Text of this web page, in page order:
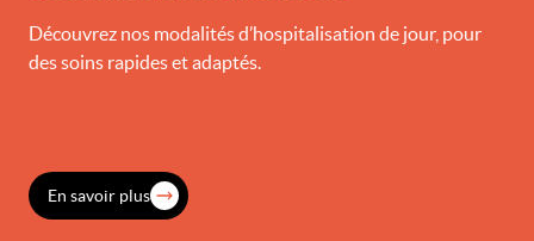
Découvrez nos modalités d’hospitalisation de jour, pour
des soins rapides et adaptés.
En savoir plus